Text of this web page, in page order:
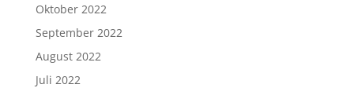
Oktober 2022
September 2022
August 2022
Juli 2022